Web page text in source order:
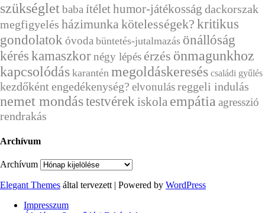
szükségletbabaítélethumor-játékosság dackorszak
megfigyelés házimunkakötelességek? kritikus
gondolatokóvoda büntetés-jutalmazás önállóság
kérés kamaszkornégy lépés érzés önmagunkhoz
kapcsolódás karantén megoldáskeresés családi gyűlés
kezdőkéntengedékenység? elvonulásreggeli indulás
nemet mondástestvérekiskola empátia agresszió
rendrakás
Archívum
Archívum
Elegant Themes által tervezett | Powered by WordPress
Impresszum